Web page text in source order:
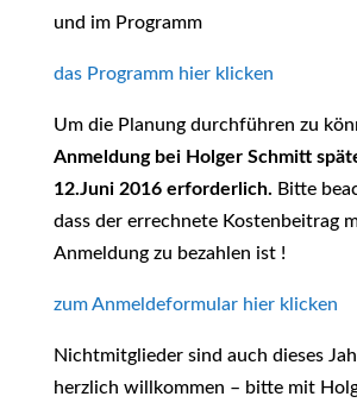
und im Programm
das Programm hier klicken
Um die Planung durchführen zu
Anmeldung bei Holger Schmitt
12.Juni 2016 erforderlich. Bitte
dass der errechnete Kostenbeitrag
Anmeldung zu bezahlen ist !
zum Anmeldeformular hier klicken
Nichtmitglieder sind auch dieses
herzlich willkommen – bitte mit